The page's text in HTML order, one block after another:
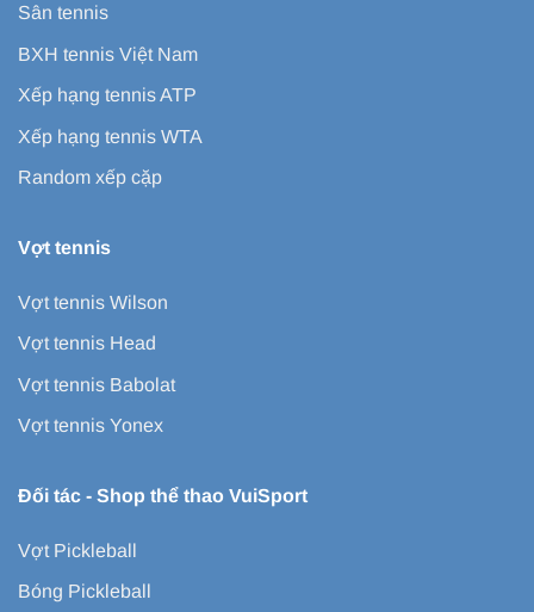
Sân tennis
BXH tennis Việt Nam
Xếp hạng tennis ATP
Xếp hạng tennis WTA
Random xếp cặp
Vợt tennis
Vợt tennis Wilson
Vợt tennis Head
Vợt tennis Babolat
Vợt tennis Yonex
Đối tác - Shop thể thao VuiSport
Vợt Pickleball
Bóng Pickleball